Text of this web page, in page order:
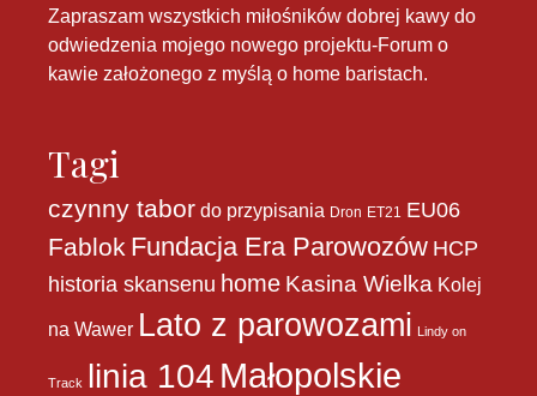
Zapraszam wszystkich miłośników dobrej kawy do
odwiedzenia mojego nowego projektu-Forum o
kawie założonego z myślą o home baristach.
Tagi
czynny tabor do przypisania Dron ET21 EU06
Fablok Fundacja Era Parowozów HCP
historia skansenu home Kasina Wielka Kolej
na Wawer Lato z parowozami Lindy on
Track linia 104 Małopolskie